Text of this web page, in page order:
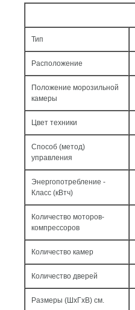
Тип
Расположение
Положение морозильной
камеры
Цвет техники
Способ (метод)
управления
Энергопотребление -
Класс (кВтч)
Количество моторов-
компрессоров
Количество камер
Количество дверей
Размеры (ШxГxВ) см.